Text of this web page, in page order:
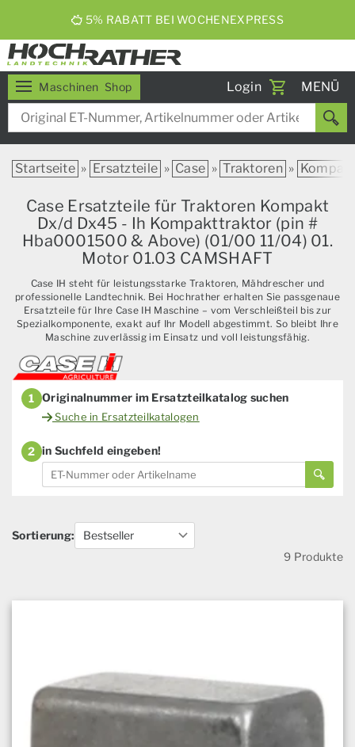
5% RABATT BEI WOCHENEXPRESS
Maschinen Shop Login
Toggle
MENÜ
Startseite » Ersatzteile » Case » Traktoren »
Case Ersatzteile für Traktoren Kompakt
Dx/d Dx45 - Ih Kompakttraktor (pin #
Hba0001500 & Above) (01/00 11/04) 01.
Motor 01.03 CAMSHAFT
Case IH steht für leistungsstarke Traktoren, Mähdrescher und
professionelle Landtechnik. Bei Hochrather erhalten Sie passgenaue
Ersatzteile für Ihre Case IH Maschine – vom Verschleißteil bis zur
Spezialkomponente, exakt auf Ihr Modell abgestimmt. So bleibt Ihre
Maschine zuverlässig im Einsatz und voll leistungsfähig.
1 Originalnummer im Ersatzteilkatalog suchen
Suche in Ersatzteilkatalogen
2 in Suchfeld eingeben!
Sortierung:
9 Produkte